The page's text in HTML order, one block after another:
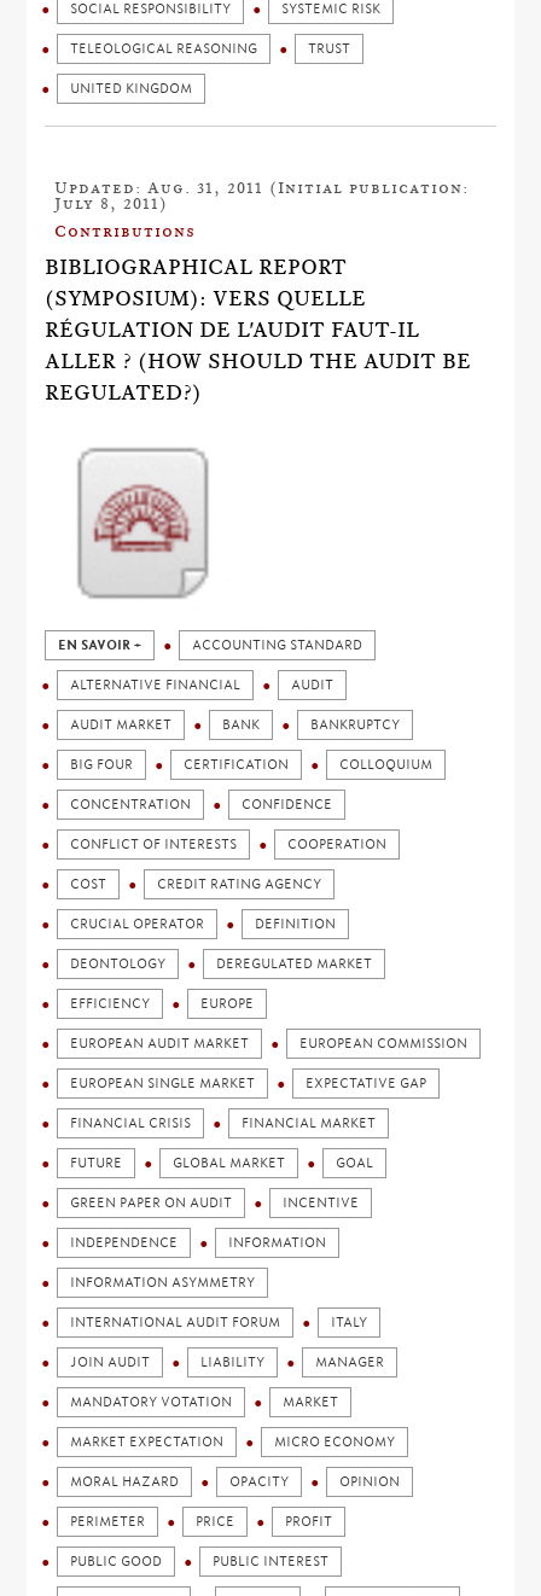
SOCIAL RESPONSIBILITY SYSTEMIC RISK
TELEOLOGICAL REASONING TRUST
UNITED KINGDOM
Updated: Aug. 31, 2011 (Initial publication:
July 8, 2011)
Contributions
BIBLIOGRAPHICAL REPORT
(SYMPOSIUM): VERS QUELLE
RÉGULATION DE L'AUDIT FAUT-IL
ALLER ? (HOW SHOULD THE AUDIT BE
REGULATED?)
EN SAVOIR + ACCOUNTING STANDARD
ALTERNATIVE FINANCIAL AUDIT
AUDIT MARKET BANK BANKRUPTCY
BIG FOUR CERTIFICATION COLLOQUIUM
CONCENTRATION CONFIDENCE
CONFLICT OF INTERESTS COOPERATION
COST CREDIT RATING AGENCY
CRUCIAL OPERATOR DEFINITION
DEONTOLOGY DEREGULATED MARKET
EFFICIENCY EUROPE
EUROPEAN AUDIT MARKET EUROPEAN COMMISSION
EUROPEAN SINGLE MARKET EXPECTATIVE GAP
FINANCIAL CRISIS FINANCIAL MARKET
FUTURE GLOBAL MARKET GOAL
GREEN PAPER ON AUDIT INCENTIVE
INDEPENDENCE INFORMATION
INFORMATION ASYMMETRY
INTERNATIONAL AUDIT FORUM ITALY
JOIN AUDIT LIABILITY MANAGER
MANDATORY VOTATION MARKET
MARKET EXPECTATION MICRO ECONOMY
MORAL HAZARD OPACITY OPINION
PERIMETER PRICE PROFIT
PUBLIC GOOD PUBLIC INTEREST